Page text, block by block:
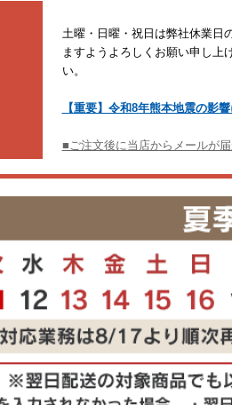
土曜・日曜・祝日は弊社休業日
ますようよろしくお願い申し
い。
【重要】令和8年熊本地震の影
■ご注文後に当店からメールが